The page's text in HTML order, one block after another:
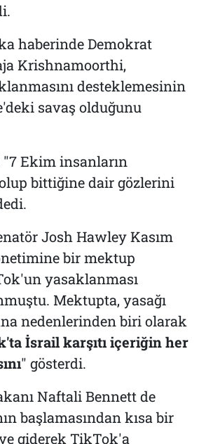
haberinde Demokrat
Krishnamoorthi,
desteklemesinin
savaş olduğunu
Ekim insanların
bittiğine dair gözlerini
Josh Hawley Kasım
bir mektup
yasaklanması
Mektupta, yasağı
nedenlerinden biri olarak
İsrail karşıtı içeriğin her
" gösterdi.
Naftali Bennett de
başlamasından kısa bir
giderek TikTok'a